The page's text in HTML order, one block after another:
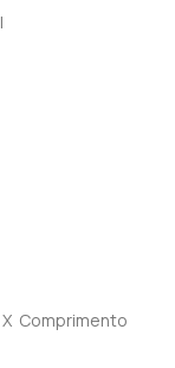
Comprimento